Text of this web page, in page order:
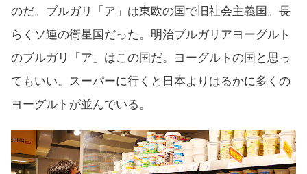
のだ。ブルガリ「ア」は東欧の国で旧社会主義国。長
らくソ連の衛星国だった。明治ブルガリアヨーグルト
のブルガリ「ア」はこの国だ。ヨーグルトの国と思っ
てもいい。スーパーに行くと日本よりはるかに多くの
ヨーグルトが並んでいる。